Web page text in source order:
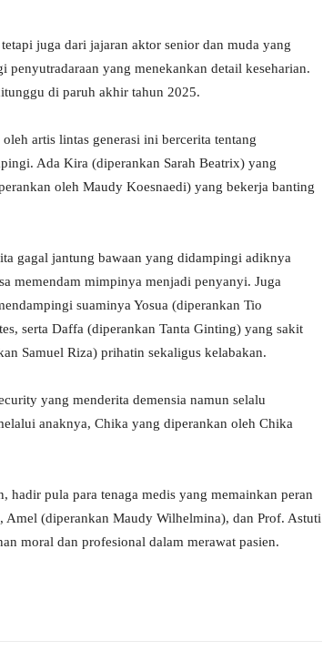
juga dari jajaran aktor senior dan muda yang
yang menekankan detail keseharian.
di paruh akhir tahun 2025.
artis lintas generasi ini bercerita tentang
Ada Kira (diperankan Sarah Beatrix) yang
oleh Maudy Koesnaedi) yang bekerja banting
gagal jantung bawaan yang didampingi adiknya
memendam mimpinya menjadi penyanyi. Juga
suaminya Yosua (diperankan Tio
serta Daffa (diperankan Tanta Ginting) yang sakit
Samuel Riza) prihatin sekaligus kelabakan.
yang menderita demensia namun selalu
anaknya, Chika yang diperankan oleh Chika
hadir pula para tenaga medis yang memainkan peran
(diperankan Maudy Wilhelmina), dan Prof. Astuti
moral dan profesional dalam merawat pasien.